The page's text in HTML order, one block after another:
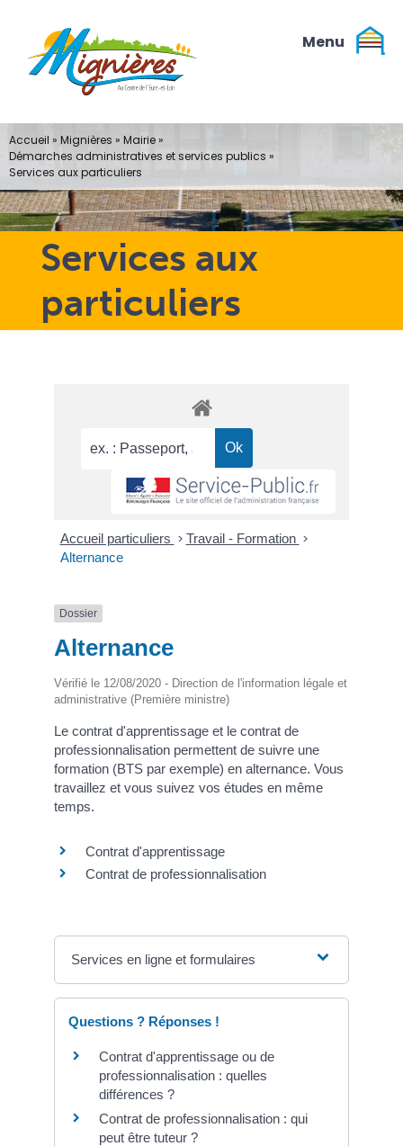
contenu
Services aux
particuliers
Accueil » Mignières » Mairie»
Démarches administratives et services publics »
Services aux particuliers
Accueil particuliers > Travail - Formation >
Alternance
Dossier
Alternance
Vérifié le 12/08/2020 - Direction de l'information légale et
administrative (Première ministre)
Le contrat d'apprentissage et le contrat de
professionnalisation permettent de suivre une
formation (BTS par exemple) en alternance. Vous
travaillez et vous suivez vos études en même
temps.
Contrat d'apprentissage
Contrat de professionnalisation
Services en ligne et formulaires
Questions ? Réponses !
Contrat d'apprentissage ou de
professionnalisation : quelles
différences ?
Contrat de professionnalisation : qui
peut être tuteur ?